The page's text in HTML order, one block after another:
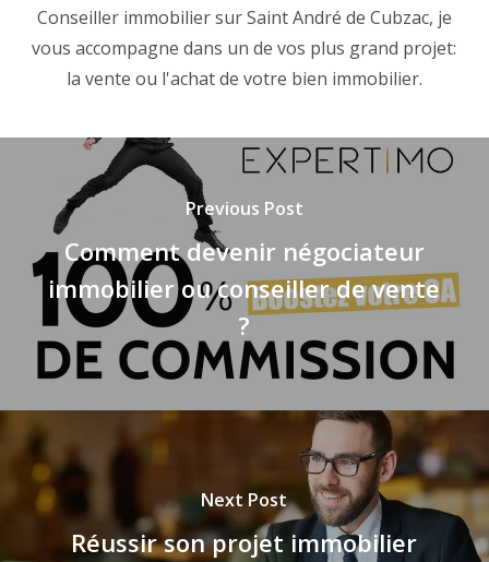
Conseiller immobilier sur Saint André de Cubzac, je
vous accompagne dans un de vos plus grand projet:
la vente ou l'achat de votre bien immobilier.
Previous Post
Comment devenir négociateur
immobilier ou conseiller de vente
?
Next Post
Réussir son projet immobilier